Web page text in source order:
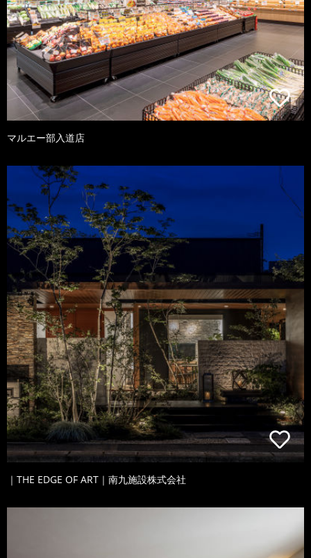
マルエー部入道店
｜THE EDGE OF ART｜南九施設株式会社